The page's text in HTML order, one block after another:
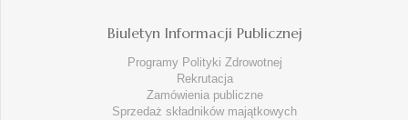
Biuletyn Informacji Publicznej
Programy Polityki Zdrowotnej
Rekrutacja
Zamówienia publiczne
Sprzedaż składników majątkowych